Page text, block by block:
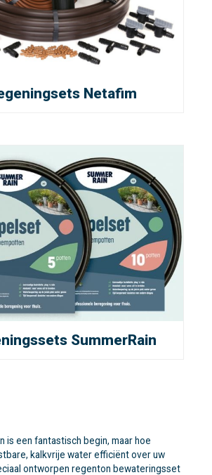
Netafim
SummerRain
is een fantastisch begin, maar hoe
kalkvrije water efficiënt over uw
ontworpen regenton bewateringsset